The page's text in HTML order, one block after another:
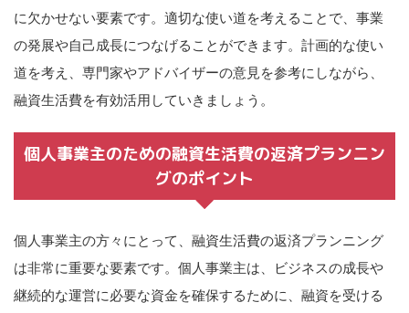
に欠かせない要素です。適切な使い道を考えることで、事業
の発展や自己成長につなげることができます。計画的な使い
道を考え、専門家やアドバイザーの意見を参考にしながら、
融資生活費を有効活用していきましょう。
個人事業主のための融資生活費の返済プランニン
グのポイント
個人事業主の方々にとって、融資生活費の返済プランニング
は非常に重要な要素です。個人事業主は、ビジネスの成長や
継続的な運営に必要な資金を確保するために、融資を受ける